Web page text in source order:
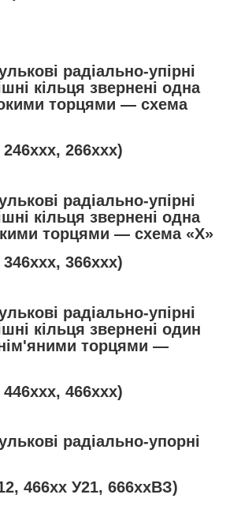
радіально-упірні
кільця звернені одна
торцями — схема
266ххх)
радіально-упірні
кільця звернені одна
торцями — схема «Х»
366ххх)
радіально-упірні
кільця звернені один
торцями —
466ххх)
радіально-упорні
466хх У21, 666ххВЗ)